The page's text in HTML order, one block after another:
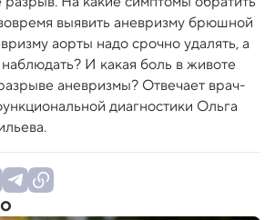
выявить аневризму брюшной
аорты надо срочно удалять, а
наблюдать? И какая боль в животе
аневризмы? Отвечает врач-
диагностики Ольга